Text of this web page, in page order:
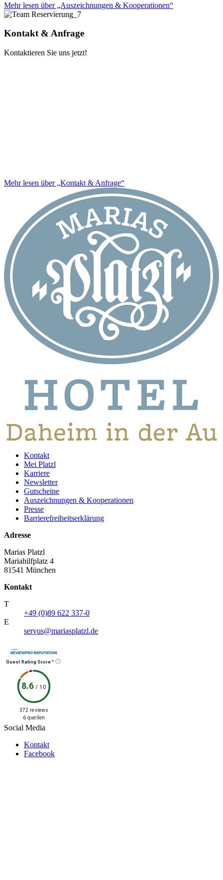
Mehr lesen über „Auszeichnungen & Kooperationen“
Kontakt & Anfrage
Kontaktieren Sie uns jetzt!
Mehr lesen über „Kontakt & Anfrage“
Kontakt
Mei Platzl
Karriere
Newsletter
Gutscheine
Auszeichnungen & Kooperationen
Presse
Barrierefreiheitserklärung
Adresse
Marias Platzl
Mariahilfplatz 4
81541 München
Kontakt
T
+49 (0)89 622 337-0
E
servus@mariasplatzl.de
Guest Rating Score™
8.6/10
372 reviews
6 quellen
Social Media
Kontakt
Facebook